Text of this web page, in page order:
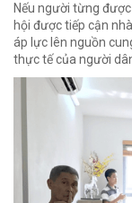
Nếu người từng
hội được tiếp cận
áp lực lên nguồn
thực tế của người